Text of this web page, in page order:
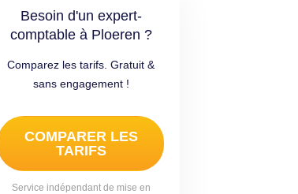
Besoin d'un expert-
comptable à Ploeren ?
Comparez les tarifs. Gratuit &
sans engagement !
COMPARER LES
TARIFS
Service indépendant de mise en